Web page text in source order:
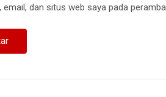
email, dan situs web saya pada